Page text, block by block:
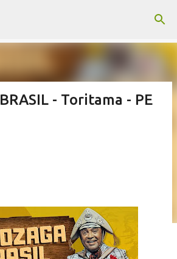
- Toritama - PE